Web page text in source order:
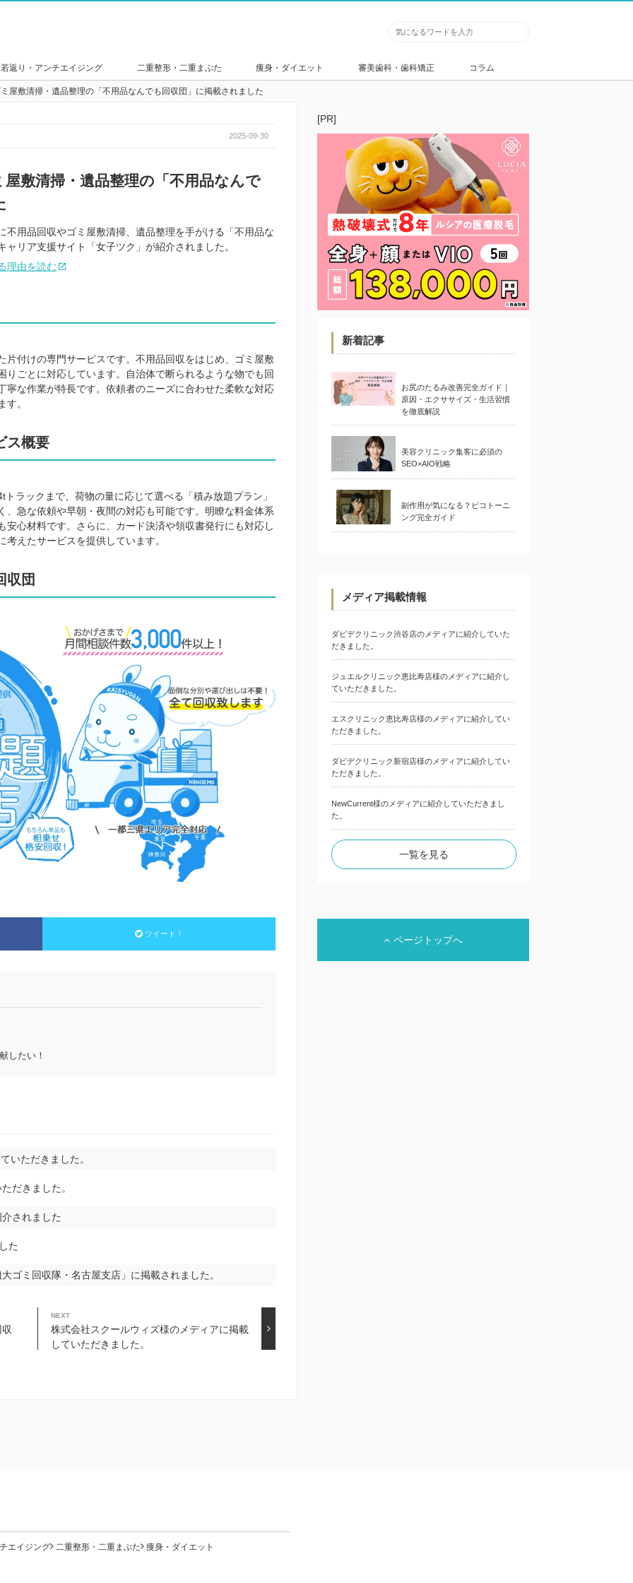
若返り・アンチエイジング 二重整形・二重まぶた 痩身・ダイエット 審美歯科・歯科矯正 コラム
屋敷清掃・遺品整理の「不用品なんでも回収団」に掲載されました
2025-09-30
敷清掃・遺品整理の「不用品なんで
不用品回収やゴミ屋敷清掃、遺品整理を手がける「不用品な
リア支援サイト「女子ツク」が紹介されました。
理由を読む
片付けの専門サービスです。不用品回収をはじめ、ゴミ屋敷
ごとに対応しています。自治体で断られるような物でも回
寧な作業が特長です。依頼者のニーズに合わせた柔軟な対応
。
ス概要
ラックまで、荷物の量に応じて選べる「積み放題プラン」
、急な依頼や早朝・夜間の対応も可能です。明瞭な料金体系
心材料です。さらに、カード決済や領収書発行にも対応し
えたサービスを提供しています。
収団
ツイート！
したい！
いただきました。
だきました。
されました
た
ゴミ回収隊・名古屋支店」に掲載されました。
NEXT
株式会社スクールウィズ様のメディアに掲載
していただきました。
[PR]
新着記事
お尻のたるみ改善完全ガイド｜
原因・エクササイズ・生活習慣
を徹底解説
美容クリニック集客に必須の
SEO×AIO戦略
副作用が気になる？ピコトーニ
ング完全ガイド
メディア掲載情報
ダビデクリニック渋谷店のメディアに紹介していた
だきました。
ジュエルクリニック恵比寿店様のメディアに紹介し
ていただきました。
エスクリニック恵比寿店様のメディアに紹介してい
ただきました。
ダビデクリニック新宿店様のメディアに紹介してい
ただきました。
NewCurrent様のメディアに紹介していただきまし
た。
一覧を見る
ページトップへ
エイジング 二重整形・二重まぶた 痩身・ダイエット